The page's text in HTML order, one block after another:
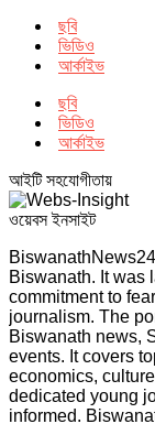
ছবি
ভিডিও
আর্কাইভ
ছবি
ভিডিও
আর্কাইভ
আইটি সহযোগীতায়
ওয়েবস ইনসাইট
Biswanath. It was
commitment to
journalism. The
Biswanath news,
events. It covers
economics,
dedicated young
informed.